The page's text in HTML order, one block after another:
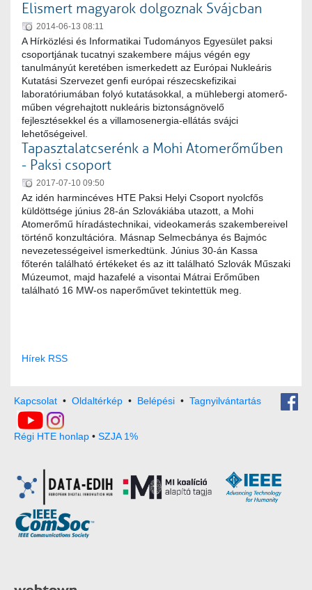
Elismert magyarok dolgoznak Svájcban
2014-06-13 08:11
A Hírközlési és Informatikai Tudományos Egyesület paksi
csoportjának tucatnyi szakembere május végén egy
tanulmányút keretében ismerkedett az Európai Nukleáris
Kutatási Szervezet genfi európai részecskefizikai
laboratóriumában folyó kutatásokkal, a mühlebergi atomerő-
műben végrehajtott nukleáris biztonságnövelő
fejlesztésekkel és a villamosenergia-ellátás svájci
lehetőségeivel.
Tapasztalatcserénk a Mohi Atomerőműben
- Paksi csoport
2017-07-10 09:50
Az idén harmincéves HTE Paksi Helyi Csoport nyolcfős
küldöttsége június 28-án Szlovákiába utazott, a Mohi
Atomerőmű híradástechnikai, videokamerás szakembereivel
történő konzultációra. Másnap Selmecbánya és Bajmóc
nevezetességeivel ismerkedtünk. Június 30-án Kassa
főterén található értékeket és az itt található Szlovák Műszaki
Múzeumot, majd hazafelé a visontai Mátrai Erőműben
található 16 MW-os naperőművet tekintettük meg.
Hírek RSS
Kapcsolat • Oldaltérkép • Belépési • Tagnyilvántartás
Régi HTE honlap • SZJA 1%